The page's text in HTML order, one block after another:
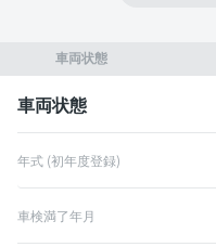
車両状態
車両状態
年式 (初年度登録)
車検満了年月